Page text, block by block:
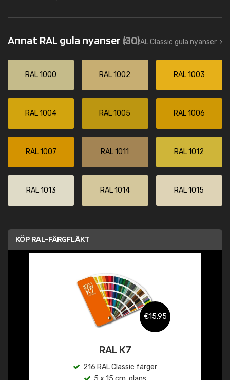
Annat RAL gula nyanser(30)
Allt RAL Classic gula nyanser
RAL 1000 RAL 1002 RAL 1003
RAL 1004 RAL 1005 RAL 1006
RAL 1007 RAL 1011 RAL 1012
RAL 1013 RAL 1014 RAL 1015
KÖP RAL-FÄRGFLÄKT
€15,95
RAL K7
216 RAL Classic färger